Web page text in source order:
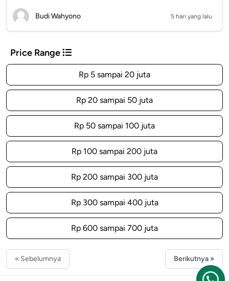
Budi Wahyono 5 hari yang lalu
Price Range
Rp 5 sampai 20 juta
Rp 20 sampai 50 juta
Rp 50 sampai 100 juta
Rp 100 sampai 200 juta
Rp 200 sampai 300 juta
Rp 300 sampai 400 juta
Rp 600 sampai 700 juta
« Sebelumnya Berikutnya »